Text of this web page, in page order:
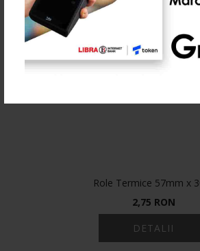
Role Termice 57mm x
2,75 RON
DETALII